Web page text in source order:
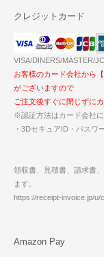
クレジットカード
VISA/DINERS/MASTER/
お客様のカード会社から
がございますので
ご注文後すぐに閉じずに
※認証方法はカード会社に
・3DセキュアID・パスワ
領収書、見積書、請求書
ます。
https://receipt-invoice.jp/u/
Amazon Pay